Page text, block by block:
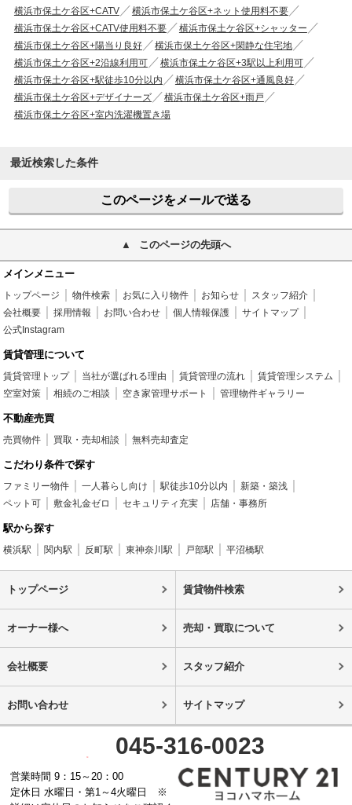
横浜市保土ケ谷区+CATV
横浜市保土ケ谷区+ネット使用料不要
横浜市保土ケ谷区+CATV使用料不要
横浜市保土ケ谷区+シャッター
横浜市保土ケ谷区+陽当り良好
横浜市保土ケ谷区+閑静な住宅地
横浜市保土ケ谷区+2沿線利用可
横浜市保土ケ谷区+3駅以上利用可
横浜市保土ケ谷区+駅徒歩10分以内
横浜市保土ケ谷区+通風良好
横浜市保土ケ谷区+デザイナーズ
横浜市保土ケ谷区+雨戸
横浜市保土ケ谷区+室内洗濯機置き場
最近検索した条件
このページをメールで送る
このページの先頭へ
メインメニュー
トップページ 物件検索 お気に入り物件 お知らせ
スタッフ紹介
会社概要
採用情報 お問い合わせ 個人情報保護
サイトマップ
公式Instagram
賃貸管理について
賃貸管理トップ 当社が選ばれる理由 賃貸管理の流れ
賃貸管理システム
空室対策
相続のご相談 空き家管理サポート 管理物件ギャラリー
不動産売買
売買物件 買取・売却相談 無料売却査定
こだわり条件で探す
ファミリー物件 一人暮らし向け 駅徒歩10分以内
新築・築浅
ペット可
敷金礼金ゼロ セキュリティ充実 店舗・事務所
駅から探す
横浜駅 関内駅 反町駅 東神奈川駅 戸部駅 平沼橋駅
トップページ 賃貸物件検索
オーナー様へ 売却・買取について
会社概要 スタッフ紹介
お問い合わせ サイトマップ
045-316-0023
営業時間 9：15～20：00
定休日 水曜日・第1～4火曜日 ※